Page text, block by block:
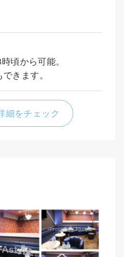
頃から可能。
きます。
細をチェック